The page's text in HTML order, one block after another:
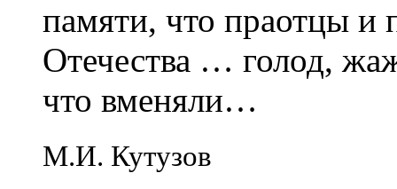
памяти, что праотцы и
Отечества … голод,
что вменяли…
М.И. Кутузов